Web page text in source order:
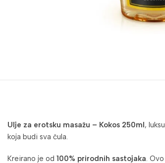
Ulje za erotsku masažu – Kokos 250ml,
koja budi sva čula.
Kreirano je od 100% prirodnih sastojaka . Ovo